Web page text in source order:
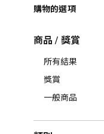
購物的選項
商品 / 獎賞
所有結果
獎賞
一般商品